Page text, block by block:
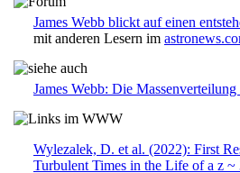
James Webb blickt auf einen
mit anderen Lesern im
James Webb: Die
Wylezalek, D. et al. (2022): First
Turbulent Times in the Life of a z